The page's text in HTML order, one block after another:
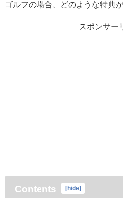
ゴルフの場合、どのような特典
スポンサー
Contents [hide]